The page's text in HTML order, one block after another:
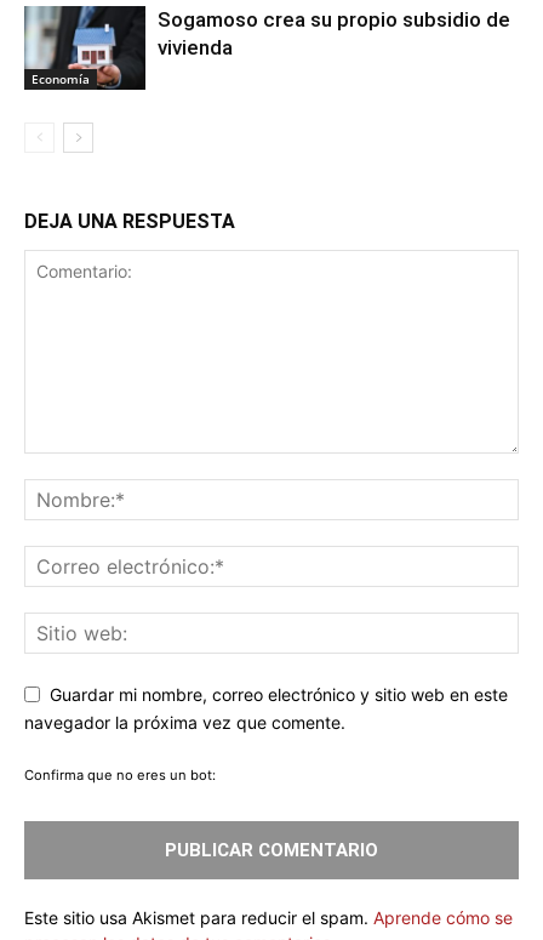
Economía
Sogamoso crea su propio subsidio de
vivienda
DEJA UNA RESPUESTA
Guardar mi nombre, correo electrónico y sitio web en este
navegador la próxima vez que comente.
Confirma que no eres un bot:
Este sitio usa Akismet para reducir el spam. Aprende cómo se